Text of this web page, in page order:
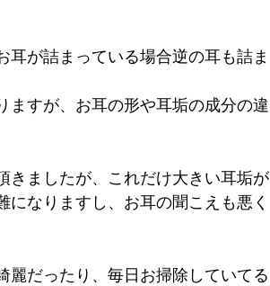
が詰まっている場合逆の耳も詰ま
ますが、お耳の形や耳垢の成分の違
きましたが、これだけ大きい耳垢が
なりますし、お耳の聞こえも悪く
麗だったり、毎日お掃除していてる